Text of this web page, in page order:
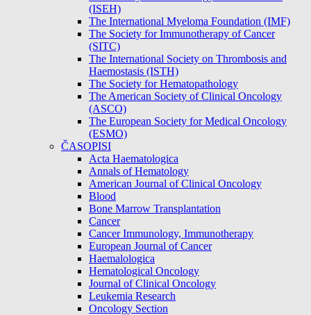
(ISEH)
The International Myeloma Foundation (IMF)
The Society for Immunotherapy of Cancer
(SITC)
The International Society on Thrombosis and
Haemostasis (ISTH)
The Society for Hematopathology
The American Society of Clinical Oncology
(ASCO)
The European Society for Medical Oncology
(ESMO)
ČASOPISI
Acta Haematologica
Annals of Hematology
American Journal of Clinical Oncology
Blood
Bone Marrow Transplantation
Cancer
Cancer Immunology, Immunotherapy
European Journal of Cancer
Haemalologica
Hematological Oncology
Journal of Clinical Oncology
Leukemia Research
Oncology Section